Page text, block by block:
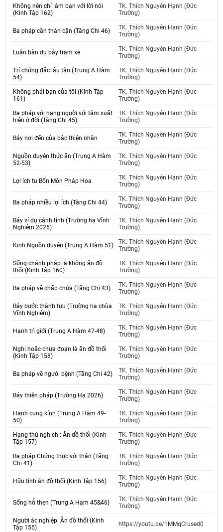
Không nên chỉ làm bạn với lời nói
(Kinh Tập 162)
TK. Thích Nguyên Hạnh (Đức
Trường)
Ba pháp cần thân cận (Tăng Chi 46)
TK. Thích Nguyên Hạnh (Đức
Trường)
Luận bàn dụ bảy trạm xe
TK. Thích Nguyên Hạnh (Đức
Trường)
Trí chứng đắc lậu tận (Trung A Hàm
54)
TK. Thích Nguyên Hạnh (Đức
Trường)
Không phải bạn của tôi (Kinh Tập
161)
TK. Thích Nguyên Hạnh (Đức
Trường)
Ba pháp với hạng người với tâm xuất
hiện ở đời (Tăng Chi 45)
TK. Thích Nguyên Hạnh (Đức
Trường)
Bảy nơi đến của bậc thiện nhân
TK. Thích Nguyên Hạnh (Đức
Trường)
Nguồn duyên thức ăn (Trung A Hàm
52-53)
TK. Thích Nguyên Hạnh (Đức
Trường)
Lợi ích tu Bổn Môn Pháp Hoa
TK. Thích Nguyên Hạnh (Đức
Trường)
Ba pháp nhiều lợi ích (Tăng Chi 44)
TK. Thích Nguyên Hạnh (Đức
Trường)
Bảy ví dụ cảnh tỉnh (Trường hạ Vĩnh
Nghiêm 2026)
TK. Thích Nguyên Hạnh (Đức
Trường)
Kinh Nguồn duyên (Trung A Hàm 51)
TK. Thích Nguyên Hạnh (Đức
Trường)
Sống chánh pháp là không ăn đồ
thối (Kinh Tập 160)
TK. Thích Nguyên Hạnh (Đức
Trường)
Ba pháp về chấp chứa (Tăng Chi 43)
TK. Thích Nguyên Hạnh (Đức
Trường)
Bảy bước thành tựu (Trường hạ chùa
Vĩnh Nghiêm)
TK. Thích Nguyên Hạnh (Đức
Trường)
Hạnh trì giới (Trung A Hàm 47-48)
TK. Thích Nguyên Hạnh (Đức
Trường)
Nghi hoăc chưa đoạn là ăn đồ thối
(Kinh Tập 158)
TK. Thích Nguyên Hạnh (Đức
Trường)
Ba pháp về người bệnh (Tăng Chi 42)
TK. Thích Nguyên Hạnh (Đức
Trường)
Bảy thiện pháp (Trường Hạ 2026)
TK. Thích Nguyên Hạnh (Đức
Trường)
Hạnh cung kính (Trung A Hàm 49-
50)
TK. Thích Nguyên Hạnh (Đức
Trường)
Hạng thù nghịch : Ăn đồ thối (Kinh
Tập 157)
TK. Thích Nguyên Hạnh (Đức
Trường)
Ba pháp Chứng thực với thân (Tăng
Chi 41)
TK. Thích Nguyên Hạnh (Đức
Trường)
Hữu tình ăn đồ thối (Kinh Tập 156)
TK. Thích Nguyên Hạnh (Đức
Trường)
Sống hỗ thẹn (Trung A Hạm 45&46)
TK. Thích Nguyên Hạnh (Đức
Trường)
Người ác nghiệp: Ăn đồ thối (Kinh
Tập 155)
https://youtu.be/1MMqCrused0